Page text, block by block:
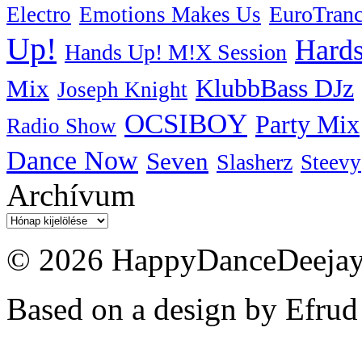
Electro Emotions Makes Us
Up! Hands Up! M!X Session
Mix Joseph Knight KlubbBass DJz
Radio Show OCSIBOY Party Mix
Dance Now Seven Slasherz Steevy
Archívum
Archívum
© 2026
Based on a design by Efrud